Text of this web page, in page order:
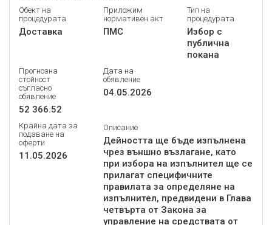
Обект на
процедурата
Доставка
Приложим
нормативен акт
ПМС
Тип на
процедурата
Избор с
публична
покана
Прогнозна
стойност
съгласно
обявление
52 366.52
Дата на
обявление
04.05.2026
Крайна дата за
подаване на
оферти
11.05.2026
Описание
Дейността ще бъде изпълнена
чрез външно възлагане, като
при избора на изпълнител ще се
прилагат специфичните
правилата за определяне на
изпълнител, предвидени в Глава
четвърта от Закона за
управление на средствата от